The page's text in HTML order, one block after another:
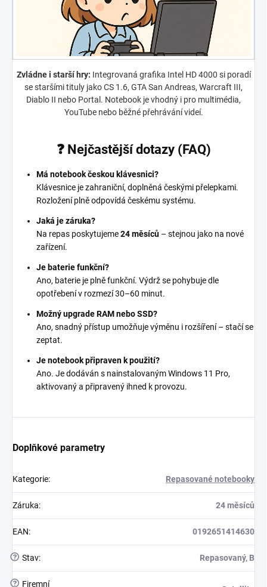
Zvládne i starší hry: Integrovaná grafika Intel HD 4000 si poradí
se staršími tituly jako CS 1.6, GTA San Andreas, Warcraft III,
Diablo II nebo Portal. Notebook je vhodný i pro multimédia,
YouTube nebo běžné přehrávání videí.
❓ Nejčastější dotazy (FAQ)
Má notebook českou klávesnici?
Klávesnice je zahraniční, doplněná českými přelepkami.
Rozložení plně odpovídá českému systému.
Jaká je záruka?
Na repas poskytujeme24 měsíců – stejnou jako na nové
zařízení.
Je baterie funkční?
Ano, baterie je plně funkční. Výdrž se pohybuje dle
opotřebení v rozmezí 30–60 minut.
Možný upgrade RAM nebo SSD?
Ano, snadný přístup umožňuje výměnu i rozšíření – stačí se
zeptat.
Je notebook připraven k použití?
Ano. Je dodáván s nainstalovaným Windows 11 Pro,
aktivovaný a připravený ihned k provozu.
Doplňkové parametry
Kategorie: Repasované notebooky
Záruka: 24 měsíců
EAN: 0192651414630
? Stav: Repasovaný, B
?
Firemní